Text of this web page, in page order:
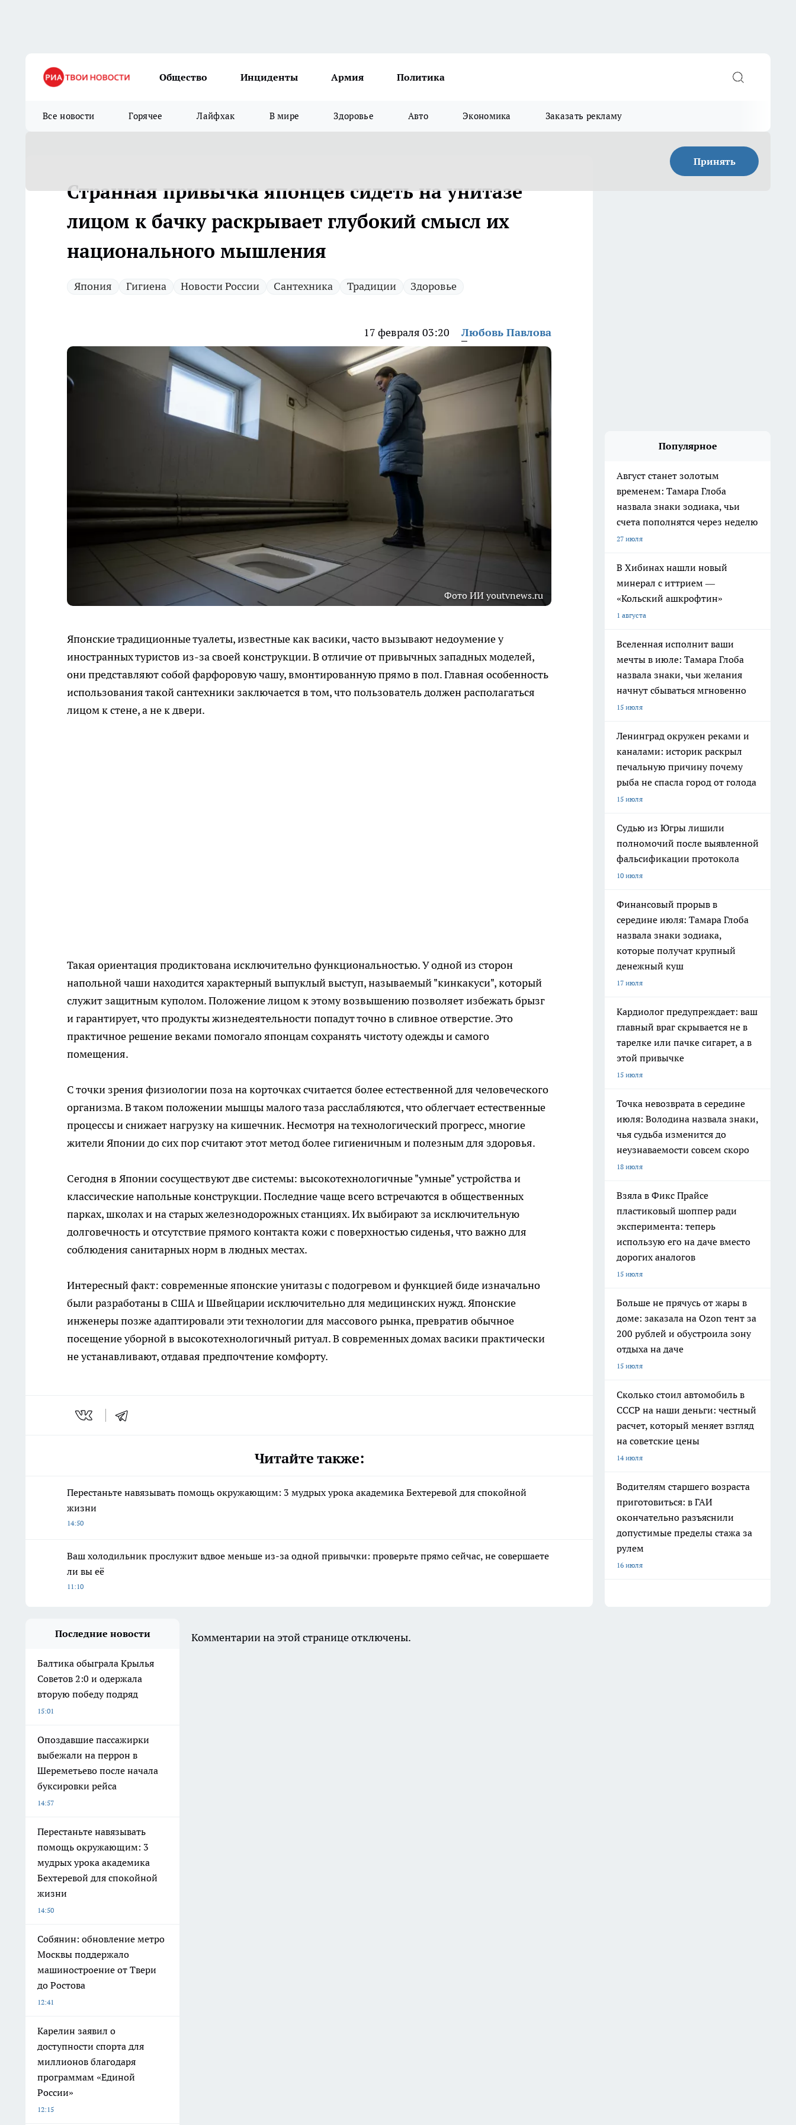
Общество Инциденты Армия Политика
Все новости Горячее Лайфхак В мире Здоровье Авто Экономика Заказать рекламу
Принять
Странная привычка японцев сидеть на унитазе
лицом к бачку раскрывает глубокий смысл их
национального мышления
Япония Гигиена Новости России Сантехника Традиции Здоровье
17 февраля 03:20 Любовь Павлова
Фото ИИ youtvnews.ru
Японские традиционные туалеты, известные как васики, часто вызывают недоумение у
иностранных туристов из-за своей конструкции. В отличие от привычных западных моделей,
они представляют собой фарфоровую чашу, вмонтированную прямо в пол. Главная особенность
использования такой сантехники заключается в том, что пользователь должен располагаться
лицом к стене, а не к двери.
Такая ориентация продиктована исключительно функциональностью. У одной из сторон
напольной чаши находится характерный выпуклый выступ, называемый "кинкакуси", который
служит защитным куполом. Положение лицом к этому возвышению позволяет избежать брызг
и гарантирует, что продукты жизнедеятельности попадут точно в сливное отверстие. Это
практичное решение веками помогало японцам сохранять чистоту одежды и самого
помещения.
С точки зрения физиологии поза на корточках считается более естественной для человеческого
организма. В таком положении мышцы малого таза расслабляются, что облегчает естественные
процессы и снижает нагрузку на кишечник. Несмотря на технологический прогресс, многие
жители Японии до сих пор считают этот метод более гигиеничным и полезным для здоровья.
Сегодня в Японии сосуществуют две системы: высокотехнологичные "умные" устройства и
классические напольные конструкции. Последние чаще всего встречаются в общественных
парках, школах и на старых железнодорожных станциях. Их выбирают за исключительную
долговечность и отсутствие прямого контакта кожи с поверхностью сиденья, что важно для
соблюдения санитарных норм в людных местах.
Интересный факт: современные японские унитазы с подогревом и функцией биде изначально
были разработаны в США и Швейцарии исключительно для медицинских нужд. Японские
инженеры позже адаптировали эти технологии для массового рынка, превратив обычное
посещение уборной в высокотехнологичный ритуал. В современных домах васики практически
не устанавливают, отдавая предпочтение комфорту.
Читайте также:
Перестаньте навязывать помощь окружающим: 3 мудрых урока академика Бехтеревой для спокойной
жизни
14:50
Ваш холодильник прослужит вдвое меньше из-за одной привычки: проверьте прямо сейчас, не совершаете
ли вы её
11:10
Популярное
Август станет золотым
временем: Тамара Глоба
назвала знаки зодиака, чьи
счета пополнятся через неделю
27 июля
В Хибинах нашли новый
минерал с иттрием —
«Кольский ашкрофтин»
1 августа
Вселенная исполнит ваши
мечты в июле: Тамара Глоба
назвала знаки, чьи желания
начнут сбываться мгновенно
15 июля
Ленинград окружен реками и
каналами: историк раскрыл
печальную причину почему
рыба не спасла город от голода
15 июля
Судью из Югры лишили
полномочий после выявленной
фальсификации протокола
10 июля
Финансовый прорыв в
середине июля: Тамара Глоба
назвала знаки зодиака,
которые получат крупный
денежный куш
17 июля
Кардиолог предупреждает: ваш
главный враг скрывается не в
тарелке или пачке сигарет, а в
этой привычке
15 июля
Точка невозврата в середине
июля: Володина назвала знаки,
чья судьба изменится до
неузнаваемости совсем скоро
18 июля
Взяла в Фикс Прайсе
пластиковый шоппер ради
эксперимента: теперь
использую его на даче вместо
дорогих аналогов
15 июля
Больше не прячусь от жары в
доме: заказала на Ozon тент за
200 рублей и обустроила зону
отдыха на даче
15 июля
Сколько стоил автомобиль в
СССР на наши деньги: честный
расчет, который меняет взгляд
на советские цены
14 июля
Водителям старшего возраста
приготовиться: в ГАИ
окончательно разъяснили
допустимые пределы стажа за
рулем
16 июля
Последние новости
Балтика обыграла Крылья
Советов 2:0 и одержала
вторую победу подряд
15:01
Опоздавшие пассажирки
выбежали на перрон в
Шереметьево после начала
буксировки рейса
14:57
Перестаньте навязывать
помощь окружающим: 3
мудрых урока академика
Бехтеревой для спокойной
жизни
14:50
Собянин: обновление метро
Москвы поддержало
машиностроение от Твери
до Ростова
12:41
Карелин заявил о
доступности спорта для
миллионов благодаря
программам «Единой
России»
12:15
Комментарии на этой странице отключены.